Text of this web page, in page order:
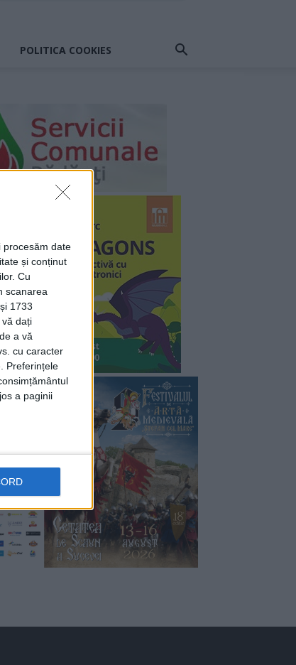
procesăm date
și conținut
Cu
scanarea
1733
dați
a vă
cu caracter
Preferințele
a paginii
POLITICA COOKIES